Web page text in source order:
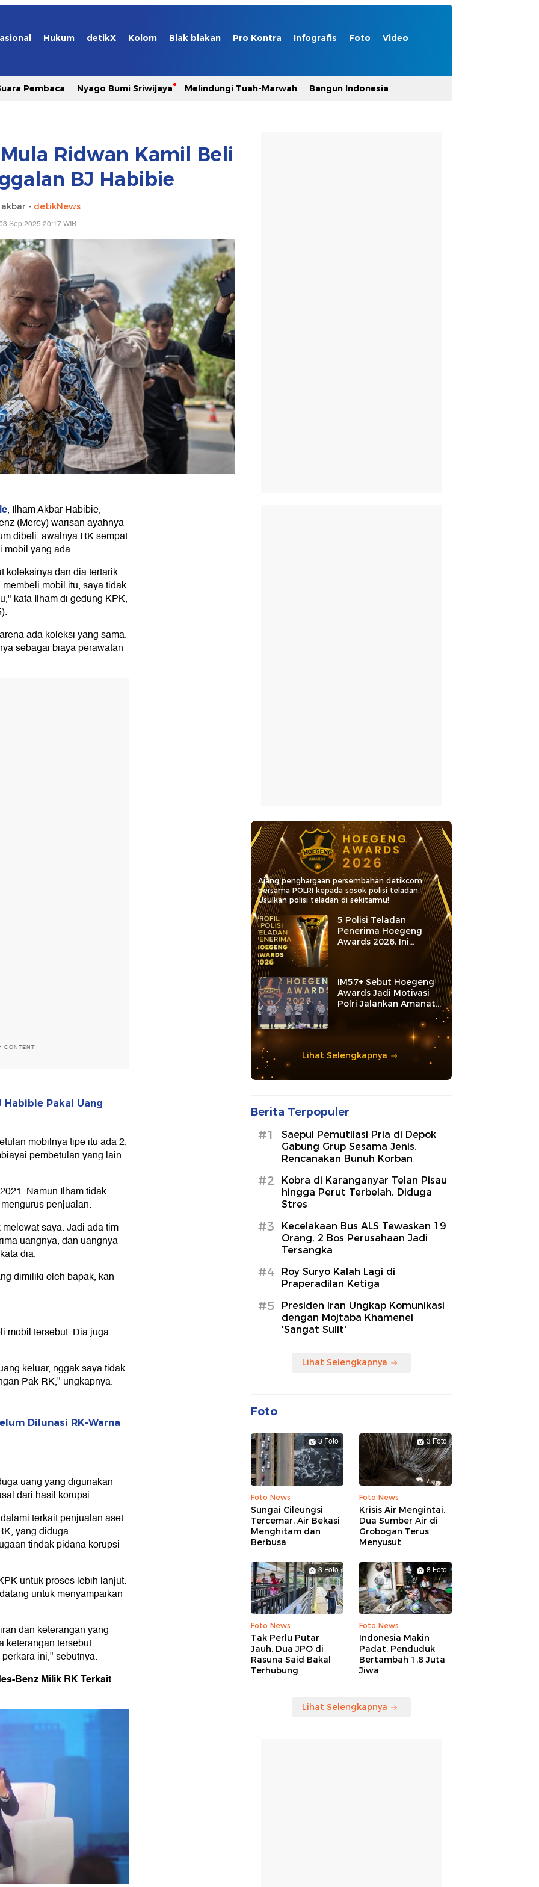
Hukum detikX Kolom Blak blakan Pro Kontra Infografis Foto Video
Pembaca Nyago Bumi Sriwijaya Melindungi Tuah-Marwah Bangun Indonesia
Ridwan Kamil Beli
BJ Habibie
- detikNews
Sep 2025 20:17 WIB
, Ilham Akbar Habibie,
(Mercy) warisan ayahnya
dibeli, awalnya RK sempat
mobil yang ada.
koleksinya dan dia tertarik
mobil itu, saya tidak
kata Ilham di gedung KPK,
ada koleksi yang sama.
sebagai biaya perawatan
CONTENT
Habibie Pakai Uang
mobilnya tipe itu ada 2,
pembetulan yang lain
Namun Ilham tidak
penjualan.
saya. Jadi ada tim
uangnya, dan uangnya
dia.
dimiliki oleh bapak, kan
mobil tersebut. Dia juga
keluar, nggak saya tidak
Pak RK," ungkapnya.
Dilunasi RK-Warna
uang yang digunakan
dari hasil korupsi.
terkait penjualan aset
yang diduga
tindak pidana korupsi
untuk proses lebih lanjut.
untuk menyampaikan
dan keterangan yang
keterangan tersebut
ini," sebutnya.
Benz Milik RK Terkait
Ajang penghargaan persembahan detikcom
bersama POLRI kepada sosok polisi teladan.
Usulkan polisi teladan di sekitarmu!
5 Polisi Teladan
Penerima Hoegeng
Awards 2026, Ini
Kategori dan Kiprahnya
IM57+ Sebut Hoegeng
Awards Jadi Motivasi
Polri Jalankan Amanat
Lihat Selengkapnya
Berita Terpopuler
#1
Saepul Pemutilasi Pria di Depok
Gabung Grup Sesama Jenis,
Rencanakan Bunuh Korban
#2
Kobra di Karanganyar Telan Pisau
hingga Perut Terbelah, Diduga
Stres
#3
Kecelakaan Bus ALS Tewaskan 19
Orang, 2 Bos Perusahaan Jadi
Tersangka
#4
Roy Suryo Kalah Lagi di
Praperadilan Ketiga
#5
Presiden Iran Ungkap Komunikasi
dengan Mojtaba Khamenei
'Sangat Sulit'
Lihat Selengkapnya
Foto
3 Foto
Foto News
Sungai Cileungsi
Tercemar, Air Bekasi
Menghitam dan
Berbusa
3 Foto
Foto News
Krisis Air Mengintai,
Dua Sumber Air di
Grobogan Terus
Menyusut
3 Foto
Foto News
Tak Perlu Putar
Jauh, Dua JPO di
Rasuna Said Bakal
Terhubung
8 Foto
Foto News
Indonesia Makin
Padat, Penduduk
Bertambah 1,8 Juta
Jiwa
Lihat Selengkapnya